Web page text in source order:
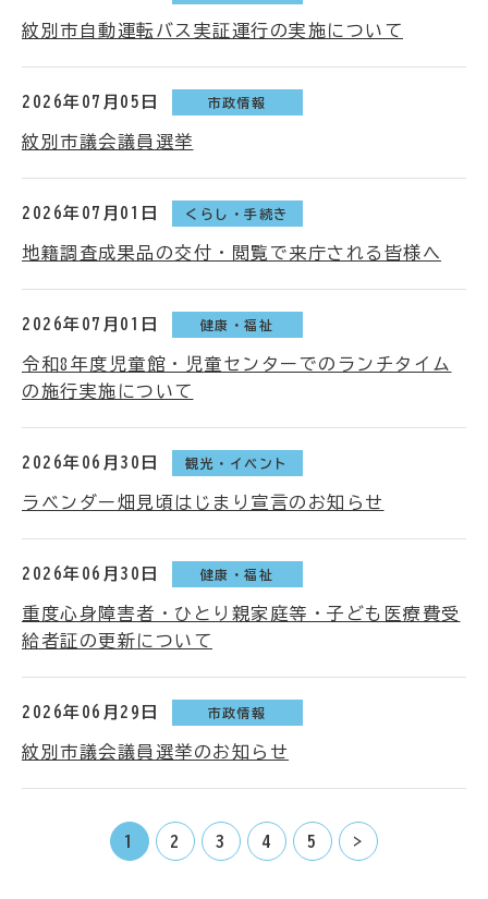
紋別市自動運転バス実証運行の実施について
2026年07月05日 市政情報
紋別市議会議員選挙
2026年07月01日 くらし・手続き
地籍調査成果品の交付・閲覧で来庁される皆様へ
2026年07月01日 健康・福祉
令和8年度児童館・児童センターでのランチタイム
の施行実施について
2026年06月30日 観光・イベント
ラベンダー畑見頃はじまり宣言のお知らせ
2026年06月30日 健康・福祉
重度心身障害者・ひとり親家庭等・子ども医療費受
給者証の更新について
2026年06月29日 市政情報
紋別市議会議員選挙のお知らせ
1 2 3 4 5 >